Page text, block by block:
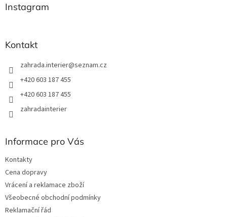
Instagram
Kontakt
zahrada.interier@seznam.cz
+420 603 187 455
+420 603 187 455
zahradainterier
Informace pro Vás
Kontakty
Cena dopravy
Vrácení a reklamace zboží
Všeobecné obchodní podmínky
Reklamační řád